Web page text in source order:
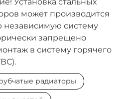
может производится
независимую систему
запрещено
в систему горячего
радиаторы